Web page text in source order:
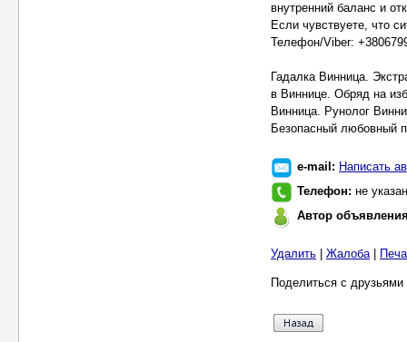
внутренний баланс и
Если чувствуете, что
Телефон/Viber:
Гадалка Винница.
в Виннице. Обряд на
Винница. Рунолог
Безопасный любовный
e-mail: Написать
Телефон: не указан
Автор
Удалить Жалоба|
Поделиться с